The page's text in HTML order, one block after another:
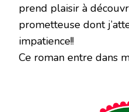
prend plaisir à
prometteuse dont
impatience!!
Ce roman entre dans